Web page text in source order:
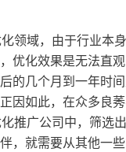
领域，由于行业本
优化效果是无法直
的几个月到一年时
因如此，在众多良
推广公司中，筛选
，就需要从其他一